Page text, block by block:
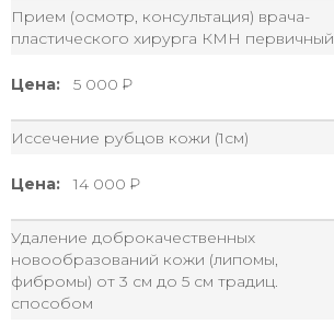
Прием (осмотр, консультация) врача-
пластического хирурга КМН первичный
Цена: 5 000
Иссечение рубцов кожи (1см)
Цена: 14 000
Удаление доброкачественных
новообразований кожи (липомы,
фибромы) от 3 см до 5 см традиц.
способом